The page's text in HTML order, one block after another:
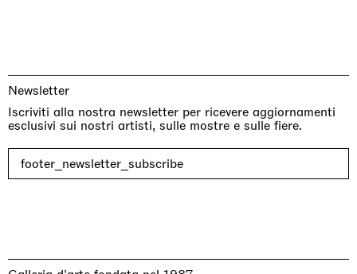
Newsletter
Iscriviti alla nostra newsletter per ricevere aggiornamenti
esclusivi sui nostri artisti, sulle mostre e sulle fiere.
footer_newsletter_subscribe